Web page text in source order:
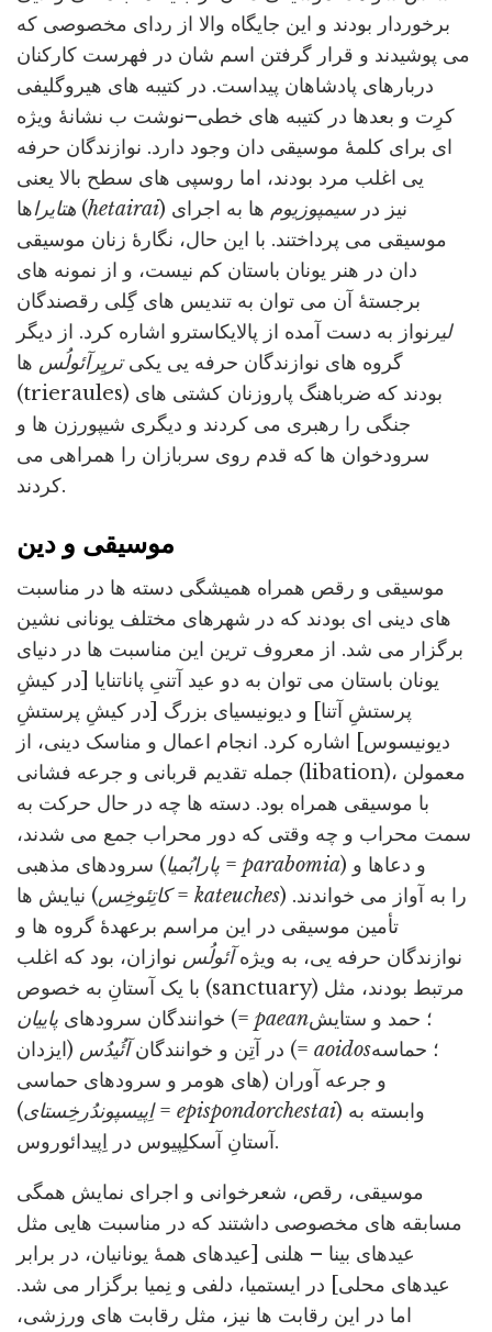
برخوردار بودند و این جایگاه والا از ردای مخصوصی که
می پوشیدند و قرار گرفتن اسم شان در فهرست کارکنان
دربارهای پادشاهان پیداست. در کتیبه های هیروگلیفی
کرِت و بعدها در کتیبه های خطی–نوشت ب نشانۀ ویژه
ای برای کلمۀ موسیقی دان وجود دارد. نوازندگان حرفه
یی اغلب مرد بودند، اما روسپی های سطح بالا یعنی
هتایرا ها (hetairai ) نیز در سیمپوزیوم ها به اجرای
موسیقی می پرداختند. با این حال، نگارۀ زنان موسیقی
دان در هنر یونان باستان کم نیست، و از نمونه های
برجستۀ آن می توان به تندیس های گِلی رقصندگان
لیر نواز به دست آمده از پالایکاسترو اشاره کرد. از دیگر
گروه های نوازندگان حرفه یی یکیتریِرآئولُس ها
(trieraules) بودند که ضرباهنگ پاروزنان کشتی های
جنگی را رهبری می کردند و دیگری شیپورزن ها و
سرودخوان ها که قدم روی سربازان را همراهی می
کردند.
موسیقی و دین
موسیقی و رقص همراه همیشگی دسته ها در مناسبت
های دینی ای بودند که در شهرهای مختلف یونانی نشین
برگزار می شد. از معروف ترین این مناسبت ها در دنیای
یونان باستان می توان به دو عید آتنیِ پاناتنایا [در کیشِ
پرستشِ آتنا] و دیونیسیای بزرگ [در کیشِ پرستشِ
دیونیسوس] اشاره کرد. انجام اعمال و مناسک دینی، از
جمله تقدیم قربانی و جرعه فشانی (libation)، معمولن
با موسیقی همراه بود. دسته ها چه در حال حرکت به
سمت محراب و چه وقتی که دور محراب جمع می شدند،
سرودهای مذهبی (پارابُمیا = parabomia) و دعاها و
نیایش ها (کاتِئوخِس= kateuches) را به آواز می خواندند.
تأمین موسیقی در این مراسم برعهدۀ گروه ها و
نوازندگان حرفه یی، به ویژهآئولُس نوازان، بود که اغلب
با یک آستانِ به خصوص (sanctuary) مرتبط بودند، مثل
خوانندگان سرودهای پاییان (= paean؛ حمد و ستایش
ایزدان) در آتِن و خوانندگانآئُیدُس (= aoidos؛ حماسه
های هومر و سرودهای حماسی) و جرعه آوران
(اِپیسپوندُرخِستای= epispondorchestai) وابسته به
آستانِ آسکلِپیوس در اِپیدائوروس.
موسیقی، رقص، شعرخوانی و اجرای نمایش همگی
مسابقه های مخصوصی داشتند که در مناسبت هایی مثل
عیدهای بینا – هلنی [عیدهای همۀ یونانیان، در برابر
عیدهای محلی] در ایستمیا، دلفی و نِمیا برگزار می شد.
اما در این رقابت ها نیز، مثل رقابت های ورزشی،